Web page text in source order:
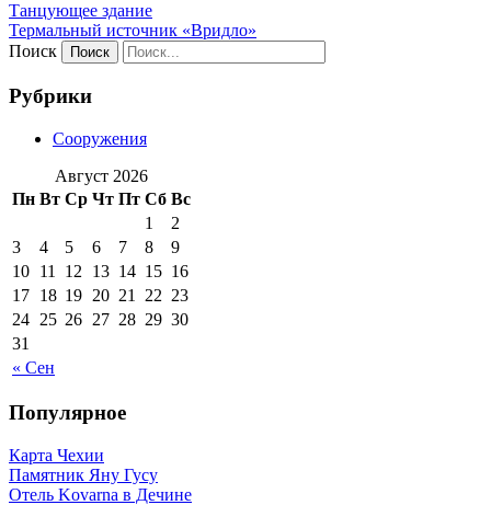
Танцующее здание
Термальный источник «Вридло»
Поиск
Рубрики
Сооружения
Август 2026
Пн Вт Ср Чт Пт Сб Вс
« Сен
1
2
3
4 5 6 7 8
9
10 11 12 13 14 15 16
17 18 19 20 21 22 23
24 25 26 27 28 29 30
31
Популярное
Карта Чехии
Памятник Яну Гусу
Отель Kovarna в Дечине